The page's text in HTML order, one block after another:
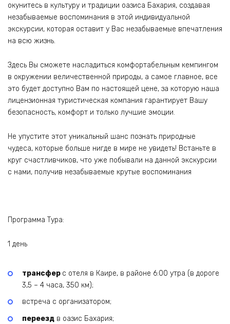
окунитесь в культуру и традиции оазиса Бахария, создавая
незабываемые воспоминания в этой индивидуальной
экскурсии, которая оставит у Вас незабываемые впечатления
на всю жизнь.
Здесь Вы сможете насладиться комфортабельным кемпингом
в окружении величественной природы, а самое главное, все
это будет доступно Вам по настоящей цене, за которую наша
лицензионная туристическая компания гарантирует Вашу
безопасность, комфорт и только лучшие эмоции.
Не упустите этот уникальный шанс познать природные
чудеса, которые больше нигде в мире не увидеть! Встаньте в
круг счастливчиков, что уже побывали на данной экскурсии
с нами, получив незабываемые крутые воспоминания
Программа Тура:
1 день
трансфер с отеля в Каире, в районе 6:00 утра (в дороге
3,5 – 4 часа, 350 км);
встреча с организатором;
переезд в оазис Бахария;